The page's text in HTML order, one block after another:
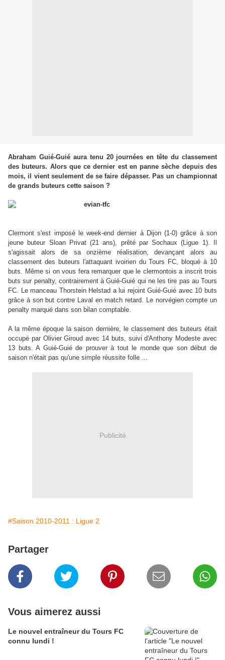
Abraham Guié-Guié aura tenu 20 journées en tête du classement
des buteurs. Alors que ce dernier est en panne sèche depuis des
mois, il vient seulement de se faire dépasser. Pas un championnat
de grands buteurs cette saison ?
Clermont s'est imposé le week-end dernier à Dijon (1-0) grâce à son
jeune buteur Sloan Privat (21 ans), prêté par Sochaux (Ligue 1). Il
s'agissait alors de sa onzième réalisation, devançant alors au
classement des buteurs l'attaquant ivoirien du Tours FC, bloqué à 10
buts. Même si on vous fera remarquer que le clermontois a inscrit trois
buts sur penalty, contrairement à Guié-Guié qui ne les tire pas au Tours
FC. Le manceau Thorstein Helstad a lui rejoint Guié-Guié avec 10 buts
grâce à son but contre Laval en match retard. Le norvégien compte un
penalty marqué dans son bilan comptable.
A la même époque la saison dernière, le classement des buteurs était
occupé par Olivier Giroud avec 14 buts, suivi d'Anthony Modeste avec
13 buts. A Guié-Guié de prouver à tout le monde que son début de
saison n'était pas qu'une simple réussite folle ...
Publicité
#Saison 2010-2011 : Ligue 2
Partager
Vous aimerez aussi
Le nouvel entraîneur du Tours FC
connu lundi !